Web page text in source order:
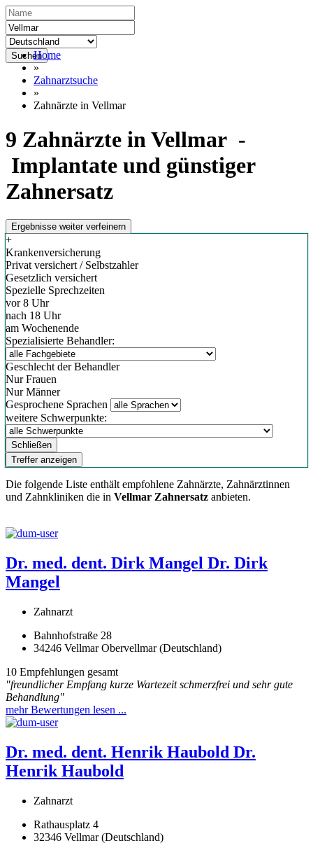
SuchenHome
»
Zahnarztsuche
»
Zahnärzte in Vellmar
9 Zahnärzte in Vellmar -
Implantate und günstiger
Zahnersatz
Ergebnisse weiter verfeinern
+
Krankenversicherung
Privat versichert / Selbstzahler
Gesetzlich versichert
Spezielle Sprechzeiten
vor 8 Uhr
nach 18 Uhr
am Wochenende
Spezialisierte Behandler:
Geschlecht der Behandler
Nur Frauen
Nur Männer
Gesprochene Sprachen
weitere Schwerpunkte:
Schließen
Treffer anzeigen
Die folgende Liste enthält empfohlene Zahnärzte, Zahnärztinnen
und Zahnkliniken die in Vellmar Zahnersatz anbieten.
Dr. med. dent. Dirk Mangel Dr. Dirk
Mangel
Zahnarzt
Bahnhofstraße 28
34246 Vellmar Obervellmar (Deutschland)
10 Empfehlungen gesamt
"freundlicher Empfang kurze Wartezeit schmerzfrei und sehr gute
Behandlung"
mehr Bewertungen lesen ...
Dr. med. dent. Henrik Haubold Dr.
Henrik Haubold
Zahnarzt
Rathausplatz 4
32346 Vellmar (Deutschland)